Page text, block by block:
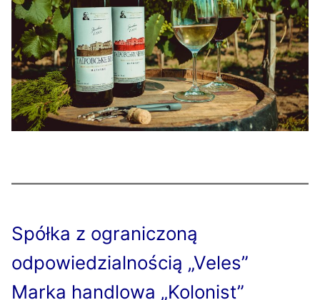
Spółka z ograniczoną
odpowiedzialnością „Veles”
Marka handlowa „Kolonist”